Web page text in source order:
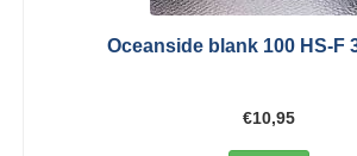
Oceanside blank 100 HS-F
€10,95